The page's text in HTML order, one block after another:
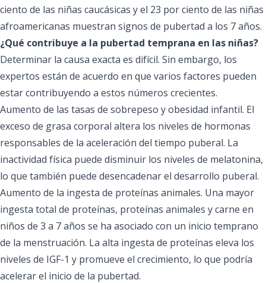
ciento de las niñas caucásicas y el 23 por ciento de las niñas
afroamericanas muestran signos de pubertad a los 7 años.
¿Qué contribuye a la pubertad temprana en las niñas?
Determinar la causa exacta es difícil. Sin embargo, los
expertos están de acuerdo en que varios factores pueden
estar contribuyendo a estos números crecientes.
Aumento de las tasas de sobrepeso y obesidad infantil. El
exceso de grasa corporal altera los niveles de hormonas
responsables de la aceleración del tiempo puberal. La
inactividad física puede disminuir los niveles de melatonina,
lo que también puede desencadenar el desarrollo puberal.
Aumento de la ingesta de proteínas animales. Una mayor
ingesta total de proteínas, proteínas animales y carne en
niños de 3 a 7 años se ha asociado con un inicio temprano
de la menstruación. La alta ingesta de proteínas eleva los
niveles de IGF-1 y promueve el crecimiento, lo que podría
acelerar el inicio de la pubertad.